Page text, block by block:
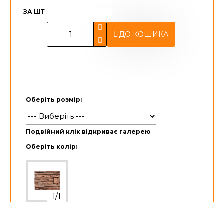
ЗА ШТ
ДО КОШИКА
Оберіть розмір:
Подвійний клік відкриває галерею
Оберіть колір: